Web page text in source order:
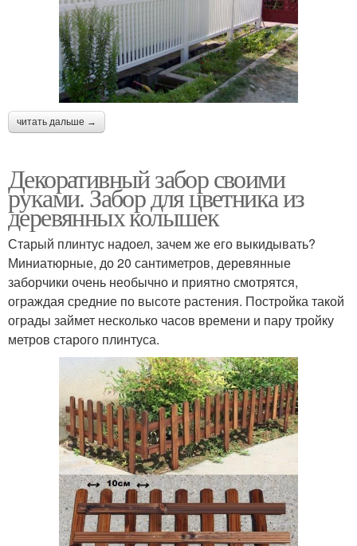
читать дальше →
Декоративный забор своими
руками. Забор для цветника из
деревянных колышек
Старый плинтус надоел, зачем же его выкидывать?
Миниатюрные, до 20 сантиметров, деревянные
заборчики очень необычно и приятно смотрятся,
ограждая средние по высоте растения. Постройка такой
ограды займет несколько часов времени и пару тройку
метров старого плинтуса.